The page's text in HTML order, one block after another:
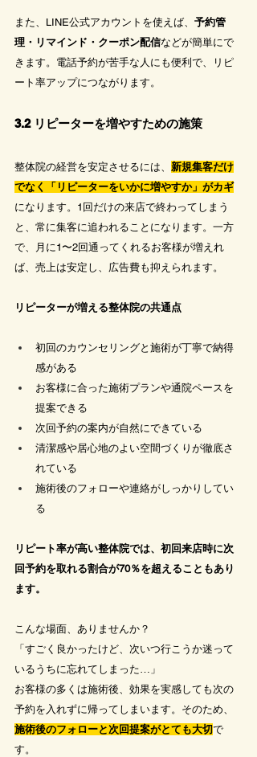
また、LINE公式アカウントを使えば、 予約管
理・リマインド・クーポン配信などが簡単にで
きます。電話予約が苦手な人にも便利で、リピ
ート率アップにつながります。
3.2 リピーターを増やすための施策
整体院の経営を安定させるには、 新規集客だけ
でなく「リピーターをいかに増やすか」がカギ
になります。1回だけの来店で終わってしまう
と、常に集客に追われることになります。一方
で、月に1〜2回通ってくれるお客様が増えれ
ば、売上は安定し、広告費も抑えられます。
リピーターが増える整体院の共通点
初回のカウンセリングと施術が丁寧で納得
感がある
お客様に合った施術プランや通院ペースを
提案できる
次回予約の案内が自然にできている
清潔感や居心地のよい空間づくりが徹底さ
れている
施術後のフォローや連絡がしっかりしてい
る
リピート率が高い整体院では、初回来店時に次
回予約を取れる割合が70％を超えることもあり
ます。
こんな場面、ありませんか？
「すごく良かったけど、次いつ行こうか迷って
いるうちに忘れてしまった…」
お客様の多くは施術後、効果を実感しても次の
予約を入れずに帰ってしまいます。そのため、
施術後のフォローと次回提案がとても大切で
す。